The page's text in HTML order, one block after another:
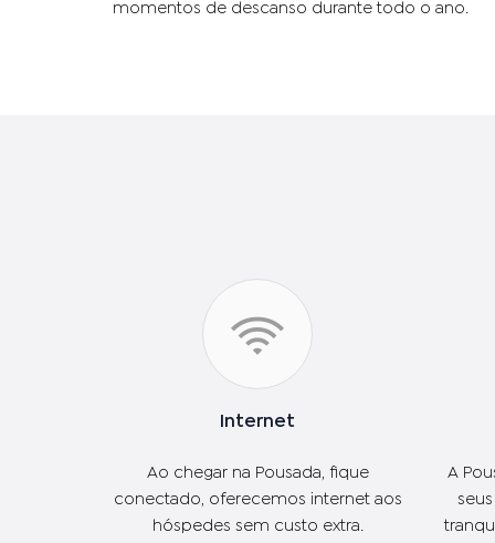
momentos de descanso durante todo o ano.
Internet
Ao chegar na Pousada, fique
conectado, oferecemos internet aos
hóspedes sem custo extra.
A